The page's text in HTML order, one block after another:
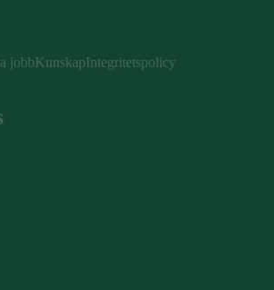
jobbKunskapIntegritetspolicy